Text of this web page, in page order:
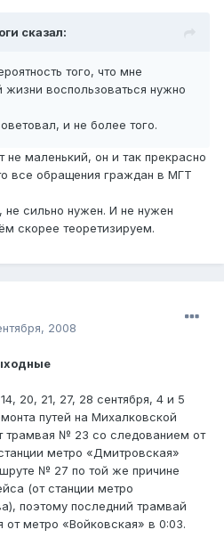
сказал:
того, что мне
воспользоваться нужно
и не более того.
маленький, он и так прекрасно
все обращения граждан в МГТ
сильно нужен. И не нужен
скорее теоретизируем.
2008
20, 21, 27, 28 сентября, 4 и 5
путей на Михалковской
трамвая № 23 со следованием от
метро «Дмитровская»
№ 27 по той же причине
(от станции метро
поэтому последний трамвай
от метро «Войковская» в 0:03.